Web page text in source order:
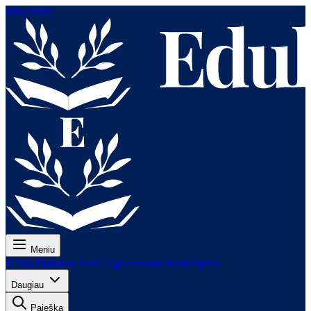
Eiti į turinį
Meniu
Kaina Pamokos Testai Egzaminams Mokytojams
Daugiau
Paieška